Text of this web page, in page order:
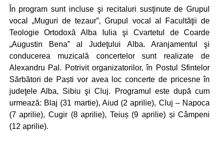
În program sunt incluse şi recitaluri susţinute de Grupul
vocal „Muguri de tezaur”, Grupul vocal al Facultăţii de
Teologie Ortodoxă Alba Iulia şi Cvartetul de Coarde
„Augustin Bena” al Judeţului Alba. Aranjamentul şi
conducerea muzicală concertelor sunt realizate de
Alexandru Pal. Potrivit organizatorilor, în Postul Sfintelor
Sărbători de Paști vor avea loc concerte de pricesne în
judeţele Alba, Sibiu şi Cluj. Programul este după cum
urmează: Blaj (31 martie), Aiud (2 aprilie), Cluj – Napoca
(7 aprilie), Cugir (8 aprilie), Teiuș (9 aprilie) și Câmpeni
(12 aprilie).